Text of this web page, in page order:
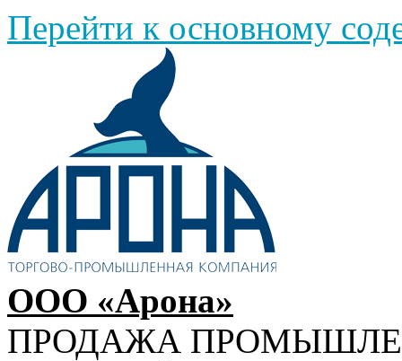
Перейти к основному
ООО «Арона»
ПРОДАЖА